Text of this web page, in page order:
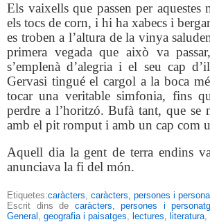
Els vaixells que passen per aquestes
els tocs de corn, i hi ha xabecs i
es troben a l’altura de la vinya
primera vegada que això va
s’emplenà d’alegria i el seu cap
Gervasi tingué el cargol a la boca
tocar una veritable simfonia, fins
perdre a l’horitzó. Bufà tant, que se
amb el pit romput i amb un cap com
Aquell dia la gent de terra endins
anunciava la fi del món.
Etiquetes:caràcters, caràcters, persones i
Escrit dins de caràcters, persones i
General , geografia i paisatges, lectures, literatura,